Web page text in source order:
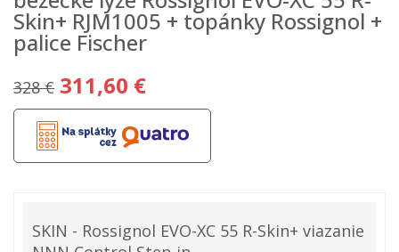
Skin+ RJM1005 + topánky Rossignol +
palice Fischer
328 € 311,60 €
SKIN - Rossignol EVO-XC 55 R-Skin+ viazanie